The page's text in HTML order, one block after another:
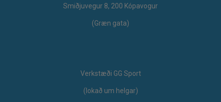
Smiðjuvegur 8, 200 Kópavogur
(Græn gata)
Verkstæði GG Sport
​(lokað um helgar)